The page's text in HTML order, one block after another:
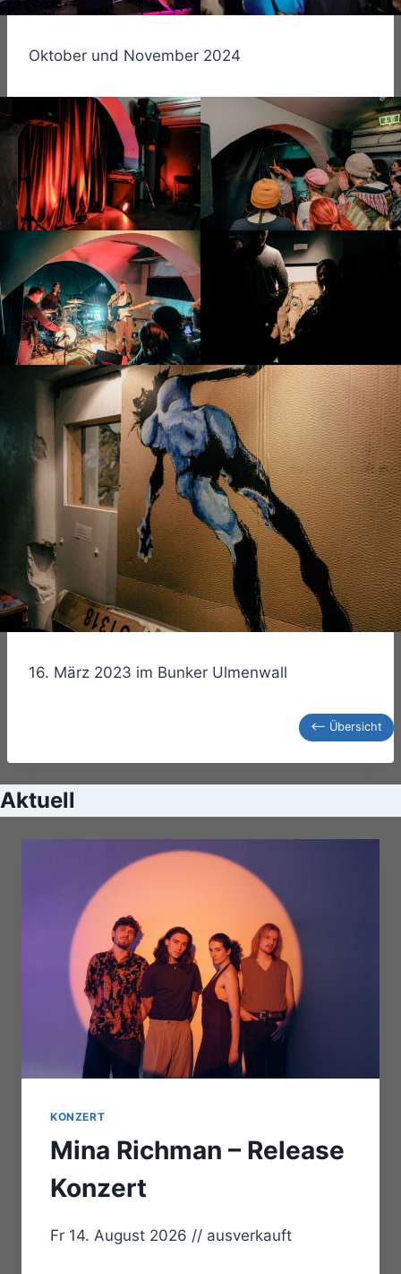
Oktober und November 2024
16. März 2023 im Bunker Ulmenwall
<– Übersicht
Aktuell
KONZERT
Mina Richman – Release
Konzert
Fr 14. August 2026 // ausverkauft